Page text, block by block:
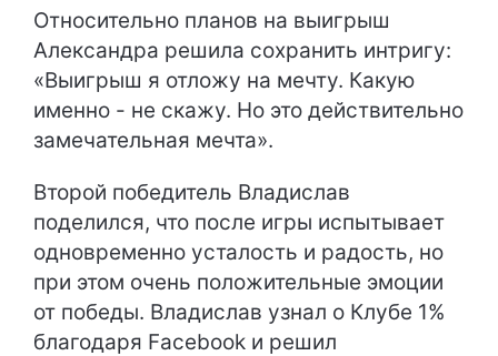
Относительно планов на выигрыш
Александра решила сохранить интригу:
«Выигрыш я отложу на мечту. Какую
именно - не скажу. Но это действительно
замечательная мечта».
Второй победитель Владислав
поделился, что после игры испытывает
одновременно усталость и радость, но
при этом очень положительные эмоции
от победы. Владислав узнал о Клубе 1%
благодаря Facebook и решил